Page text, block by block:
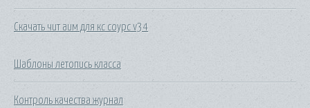
Скачать чит аим для кс соурс v34
Шаблоны летопись класса
Контроль качества журнал